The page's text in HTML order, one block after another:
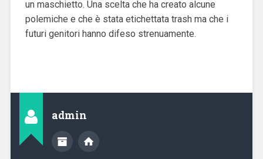
un maschietto. Una scelta che ha creato alcune
polemiche e che è stata etichettata trash ma che i
futuri genitori hanno difeso strenuamente.
admin